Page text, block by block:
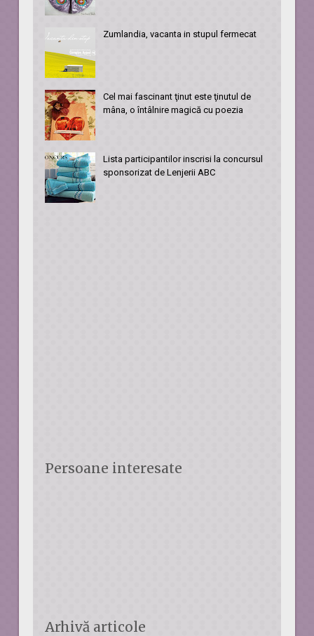
Zumlandia, vacanta in stupul fermecat
Cel mai fascinant ţinut este ţinutul de
mâna, o întâlnire magică cu poezia
Lista participantilor inscrisi la concursul
sponsorizat de Lenjerii ABC
Persoane interesate
Arhivă articole